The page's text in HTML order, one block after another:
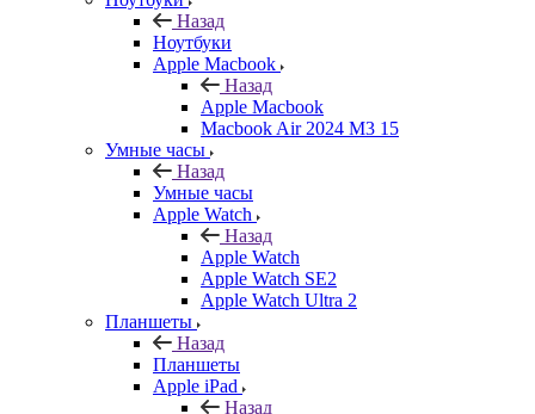
Назад
Ноутбуки
Apple Macbook
Назад
Apple Macbook
Macbook Air 2024 M3 15
Умные часы
Назад
Умные часы
Apple Watch
Назад
Apple Watch
Apple Watch SE2
Apple Watch Ultra 2
Планшеты
Назад
Планшеты
Apple iPad
Назад